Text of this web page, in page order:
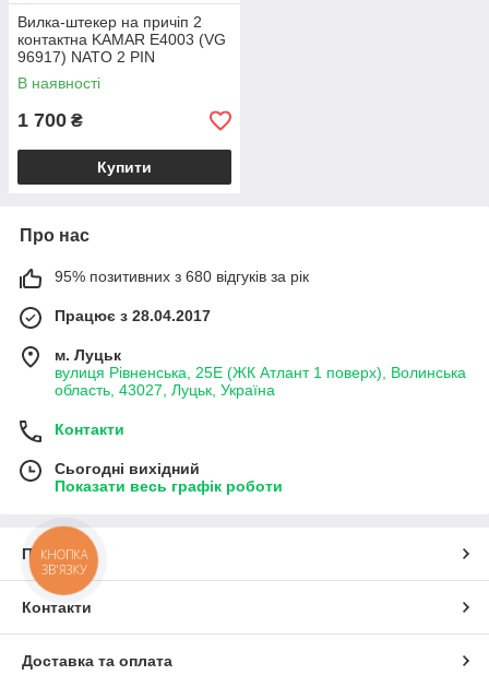
Вилка-штекер на причіп 2
контактна KAMAR E4003 (VG
96917) NATO 2 PIN
В наявності
1 700 ₴
Купити
Про нас
95% позитивних з 680 відгуків за рік
Працює з 28.04.2017
м. Луцьк
вулиця Рівненська, 25Е (ЖК Атлант 1 поверх), Волинська
область, 43027, Луцьк, Україна
Контакти
Сьогодні вихідний
Показати весь графік роботи
Про нас
Контакти
Доставка та оплата
КНОПКА
ЗВ'ЯЗКУ